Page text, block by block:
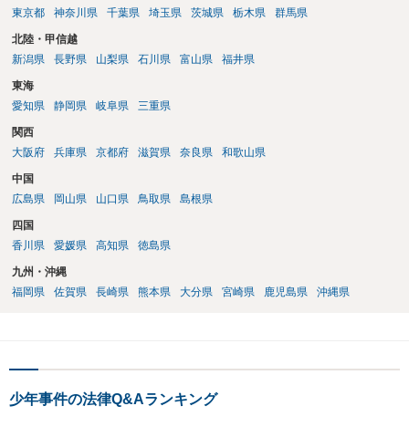
東京都
神奈川県 千葉県 埼玉県 茨城県 栃木県 群馬県
北陸・甲信越
新潟県
長野県 山梨県 石川県 富山県 福井県
東海
愛知県
静岡県 岐阜県 三重県
関西
大阪府
兵庫県 京都府 滋賀県 奈良県 和歌山県
中国
広島県
岡山県 山口県 鳥取県 島根県
四国
香川県
愛媛県 高知県 徳島県
九州・沖縄
福岡県
佐賀県 長崎県 熊本県 大分県 宮崎県 鹿児島県 沖縄県
少年事件の法律Q&Aランキング